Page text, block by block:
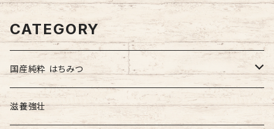
CATEGORY
国産純粋 はちみつ
はちみつ加工品
滋養強壮